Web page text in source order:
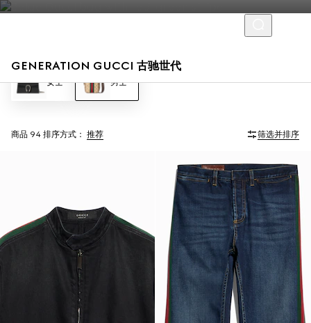
GENERATION GUCCI 古驰世代
女士 男士
商品 94 排序方式： 推荐 筛选并排序